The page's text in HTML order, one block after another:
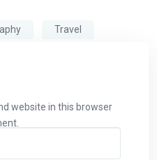
Travel
website in this browser